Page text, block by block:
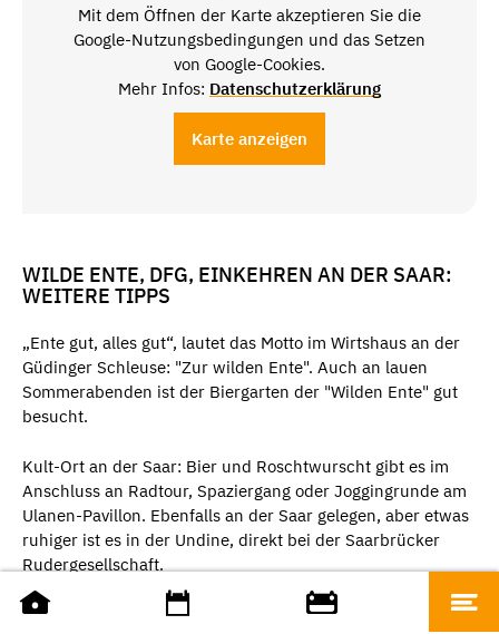
Mit dem Öffnen der Karte akzeptieren Sie die
Google-Nutzungsbedingungen und das Setzen
von Google-Cookies.
Mehr Infos: Datenschutzerklärung
Karte anzeigen
WILDE ENTE, DFG, EINKEHREN AN DER SAAR:
WEITERE TIPPS
„Ente gut, alles gut“, lautet das Motto im Wirtshaus an der
Güdinger Schleuse: "Zur wilden Ente". Auch an lauen
Sommerabenden ist der Biergarten der "Wilden Ente" gut
besucht.
Kult-Ort an der Saar: Bier und Roschtwurscht gibt es im
Anschluss an Radtour, Spaziergang oder Joggingrunde am
Ulanen-Pavillon. Ebenfalls an der Saar gelegen, aber etwas
ruhiger ist es in der Undine, direkt bei der Saarbrücker
Rudergesellschaft.